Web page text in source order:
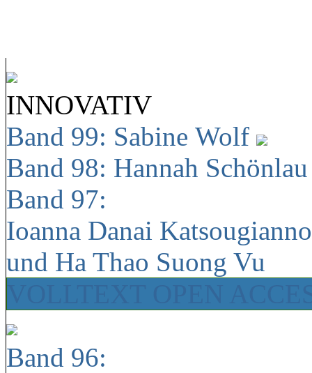
INNOVATIV
Band 99: Sabine Wolf
Band 98: Hannah
Band 97:
Ioanna Danai
und Ha Thao Suong Vu
Band 96: